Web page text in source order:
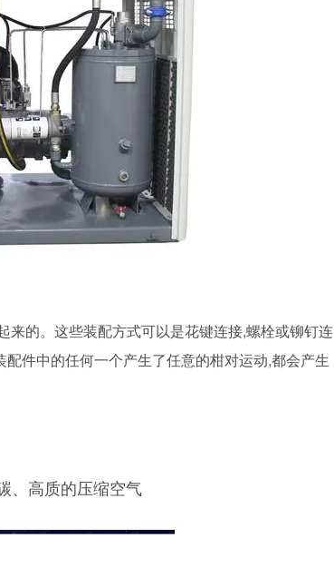
的。这些装配方式可以是花键连接,螺栓或铆钉连
件中的任何一个产生了任意的柑对运动,都会产生
、高质的压缩空气